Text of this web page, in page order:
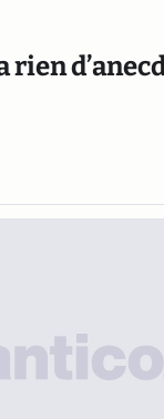
rien